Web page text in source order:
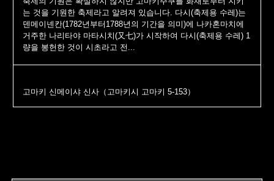
는 것을 기원한 축제라고 알려져 있습니다. 다시(축제용 수레)는
덴메이넨칸(1782년부터1788년의 기간을 의미)에 나카혼마치에
거주한 나리타야 마타시치(又七)가 시작하여 다시(축제용 수레) 1
량을 봉헌한 것이 시초라고 전...
고마키 신메이샤 신사（고마키시 고마키 5-153）